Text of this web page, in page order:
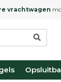
vrachtwagen